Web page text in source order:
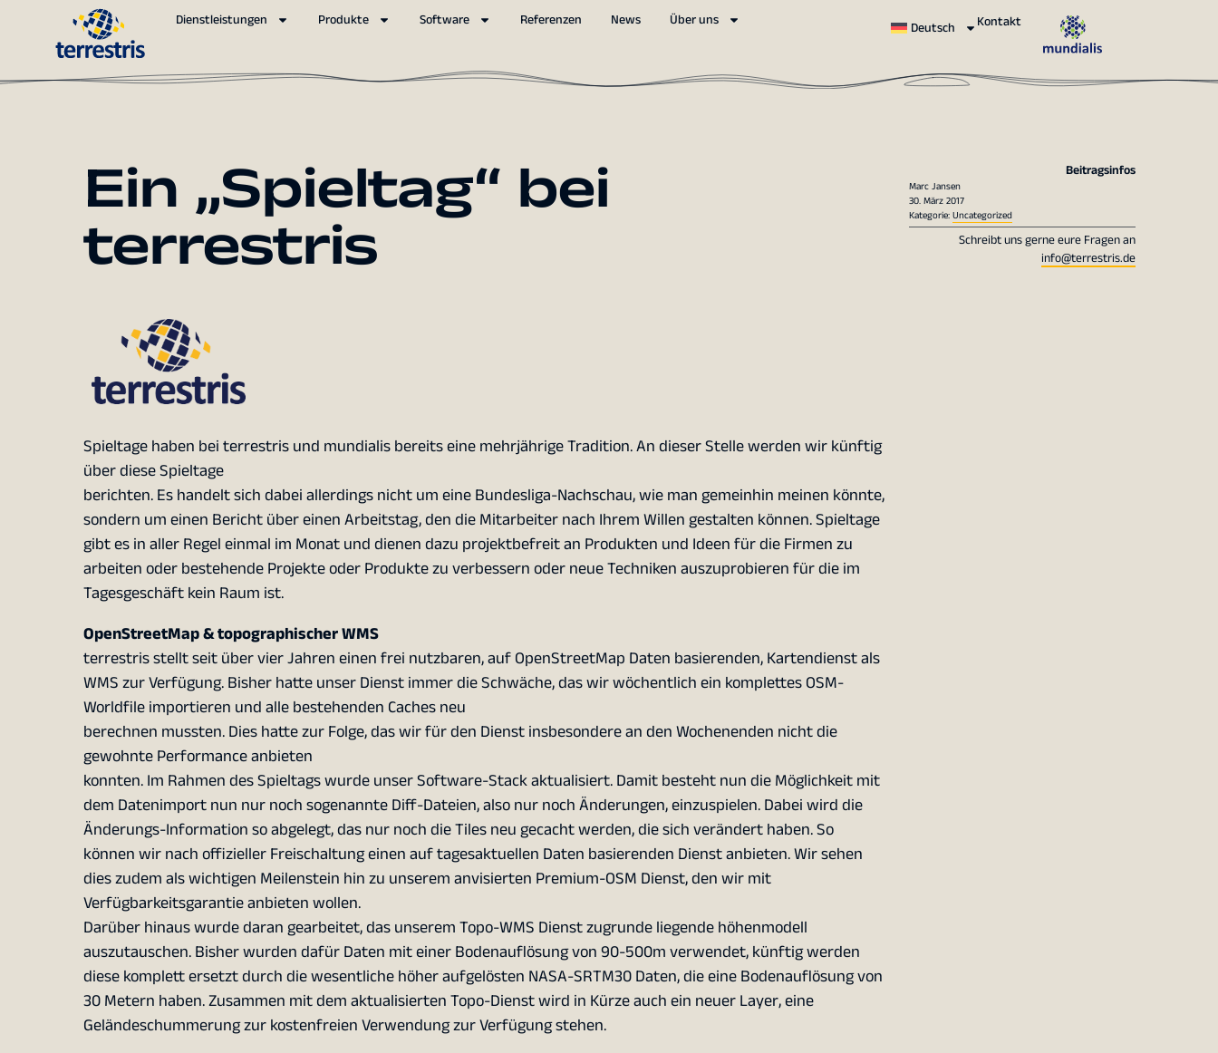
Dienstleistungen Produkte Software Referenzen News Über uns Deutsch Kontakt
Ein „Spieltag“ bei
terrestris
Spieltage haben bei terrestris und mundialis bereits eine mehrjährige Tradition. An dieser Stelle werden wir künftig
über diese Spieltage
berichten. Es handelt sich dabei allerdings nicht um eine Bundesliga-Nachschau, wie man gemeinhin meinen könnte,
sondern um einen Bericht über einen Arbeitstag, den die Mitarbeiter nach Ihrem Willen gestalten können. Spieltage
gibt es in aller Regel einmal im Monat und dienen dazu projektbefreit an Produkten und Ideen für die Firmen zu
arbeiten oder bestehende Projekte oder Produkte zu verbessern oder neue Techniken auszuprobieren für die im
Tagesgeschäft kein Raum ist.
OpenStreetMap & topographischer WMS
terrestris stellt seit über vier Jahren einen frei nutzbaren, auf OpenStreetMap Daten basierenden, Kartendienst als
WMS zur Verfügung. Bisher hatte unser Dienst immer die Schwäche, das wir wöchentlich ein komplettes OSM-
Worldfile importieren und alle bestehenden Caches neu
berechnen mussten. Dies hatte zur Folge, das wir für den Dienst insbesondere an den Wochenenden nicht die
gewohnte Performance anbieten
konnten. Im Rahmen des Spieltags wurde unser Software-Stack aktualisiert. Damit besteht nun die Möglichkeit mit
dem Datenimport nun nur noch sogenannte Diff-Dateien, also nur noch Änderungen, einzuspielen. Dabei wird die
Änderungs-Information so abgelegt, das nur noch die Tiles neu gecacht werden, die sich verändert haben. So
können wir nach offizieller Freischaltung einen auf tagesaktuellen Daten basierenden Dienst anbieten. Wir sehen
dies zudem als wichtigen Meilenstein hin zu unserem anvisierten Premium-OSM Dienst, den wir mit
Verfügbarkeitsgarantie anbieten wollen.
Darüber hinaus wurde daran gearbeitet, das unserem Topo-WMS Dienst zugrunde liegende höhenmodell
auszutauschen. Bisher wurden dafür Daten mit einer Bodenauflösung von 90-500m verwendet, künftig werden
diese komplett ersetzt durch die wesentliche höher aufgelösten NASA-SRTM30 Daten, die eine Bodenauflösung von
30 Metern haben. Zusammen mit dem aktualisierten Topo-Dienst wird in Kürze auch ein neuer Layer, eine
Geländeschummerung zur kostenfreien Verwendung zur Verfügung stehen.
Beitragsinfos
Marc Jansen
30. März 2017
Kategorie:Uncategorized
Schreibt uns gerne eure Fragen an
info@terrestris.de